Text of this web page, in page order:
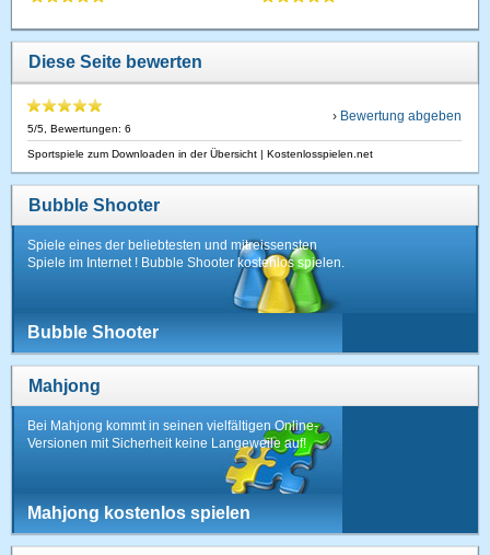
Diese Seite bewerten
5/5 , Bewertungen:6
› Bewertung abgeben
Sportspiele zum Downloaden in der Übersicht | Kostenlosspielen.net
Bubble Shooter
Spiele eines der beliebtesten und mitreissensten
Spiele im Internet ! Bubble Shooter kostenlos spielen.
Bubble Shooter
Mahjong
Bei Mahjong kommt in seinen vielfältigen Online-
Versionen mit Sicherheit keine Langeweile auf!
Mahjong kostenlos spielen